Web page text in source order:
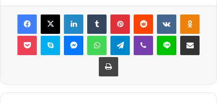
Facebook
X LinkedInTumblr PinterestReddit VKontakte
Pocket Skype MessengerWhatsAppTelegramViber Line E-Posta ile
Yazdır